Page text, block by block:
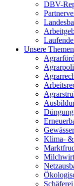
DBV-
Unsere Themen
Klima- &